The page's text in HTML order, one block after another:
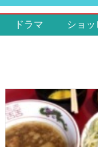
ドラマ ショ